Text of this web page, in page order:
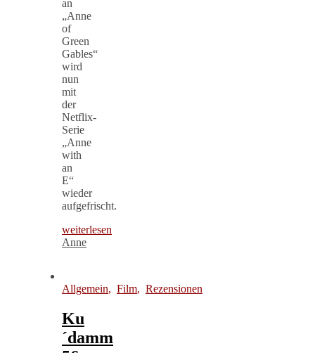
an
„Anne
of
Green
Gables“
wird
nun
mit
der
Netflix-
Serie
„Anne
with
an
E“
wieder
aufgefrischt.
weiterlesen
Anne
Allgemein, Film, Rezensionen
Ku
´damm